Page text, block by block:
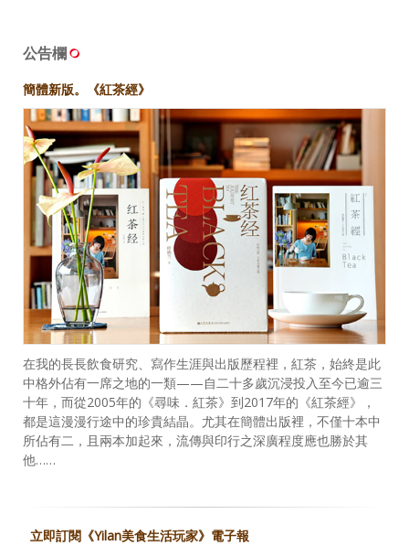
公告欄
簡體新版。《紅茶經》
在我的長長飲食研究、寫作生涯與出版歷程裡，紅茶，始終是此
中格外佔有一席之地的一類——自二十多歲沉浸投入至今已逾三
十年，而從2005年的《尋味．紅茶》到2017年的《紅茶經》，
都是這漫漫行途中的珍貴結晶。尤其在簡體出版裡，不僅十本中
所佔有二，且兩本加起來，流傳與印行之深廣程度應也勝於其
他……
立即訂閱《Yilan美食生活玩家》電子報